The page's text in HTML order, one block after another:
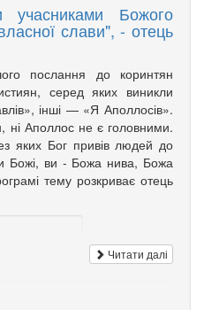
учасниками Божого
слави", - отець
послання до коринтян
серед яких виникли
інші — «Я Аполлосів».
ні Аполлос не є головними.
яких Бог привів людей до
Божі, ви - Божа нива, Божа
тему розкриває отець
Читати далі